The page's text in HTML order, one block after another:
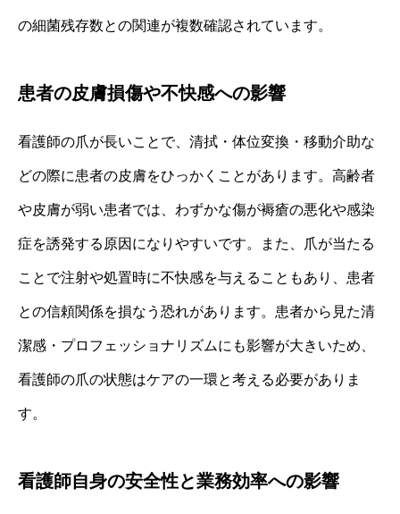
の細菌残存数との関連が複数確認されています。
患者の皮膚損傷や不快感への影響
看護師の爪が長いことで、清拭・体位変換・移動介助な
どの際に患者の皮膚をひっかくことがあります。高齢者
や皮膚が弱い患者では、わずかな傷が褥瘡の悪化や感染
症を誘発する原因になりやすいです。また、爪が当たる
ことで注射や処置時に不快感を与えることもあり、患者
との信頼関係を損なう恐れがあります。患者から見た清
潔感・プロフェッショナリズムにも影響が大きいため、
看護師の爪の状態はケアの一環と考える必要がありま
す。
看護師自身の安全性と業務効率への影響